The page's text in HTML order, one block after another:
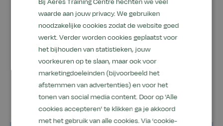
op een andere pagina te zien!
Als je van mening bent dat dit een fout is, neem
dan alsjeblieft contact met ons op via
onderstaand contactformulier. We zullen het
probleem zo snel mogelijk onderzoeken.
waarde aan jouw privacy. We gebruiken
noodzakelijke cookies zodat de website goed
werkt. Verder worden cookies geplaatst voor
het bijhouden van statistieken, jouw
voorkeuren op te slaan, maar ook voor
marketingdoeleinden (bijvoorbeeld het
afstemmen van advertenties) en voor het
tonen van social media content. Door op 'Alle
cookies accepteren' te klikken ga je akkoord
met het gebruik van alle cookies. Via ‘cookie-